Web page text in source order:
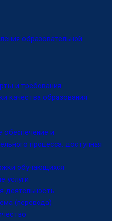
образовательной
и требования
качества образования
обеспечение и
процесса. доступная
обучающихся
услуги
деятельность
(перевода)